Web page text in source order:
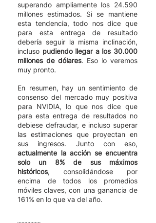
superando ampliamente los 24.590
millones estimados. Si se mantiene
esta tendencia, todo nos dice que
para esta entrega de resultado
debería seguir la misma inclinación,
incluso pudiendo llegar a los 30.000
millones de dólares. Eso lo veremos
muy pronto.
En resumen, hay un sentimiento de
consenso del mercado muy positiva
para NVIDIA, lo que nos dice que
para esta entrega de resultados no
debiese defraudar, e incluso superar
las estimaciones que proyectan en
actualmente la acción se encuentra
solo un 8% de sus máximos
históricos, consolidándose por
encima de todos los promedios
móviles claves, con una ganancia de
161% en lo que va del año.